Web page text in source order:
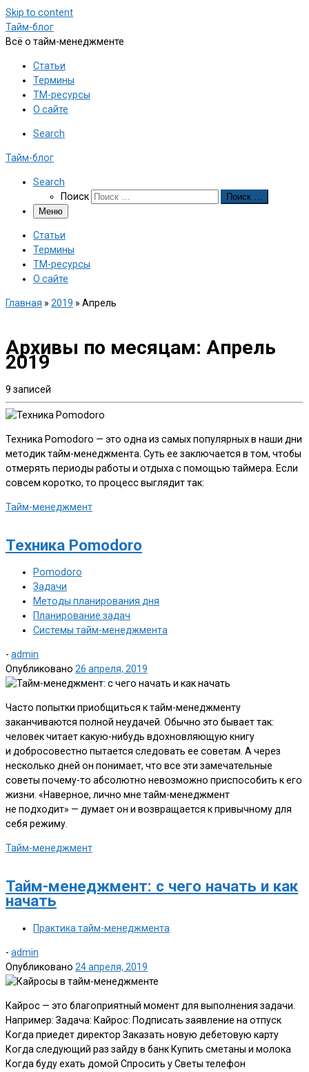
Skip to content
Тайм-блог
Всё о тайм-менеджменте
Статьи
Термины
ТМ-ресурсы
О сайте
Search
Тайм-блог
Search
Поиск
Поиск …
Меню
Статьи
Термины
ТМ-ресурсы
О сайте
Главная » 2019 » Апрель
Архивы по месяцам: Апрель
2019
9 записей
Техника Pomodoro — это одна из самых популярных в наши дни
методик тайм-менеджмента. Суть ее заключается в том, чтобы
отмерять периоды работы и отдыха с помощью таймера. Если
совсем коротко, то процесс выглядит так:
Тайм-менеджмент
Техника Pomodoro
Pomodoro
Задачи
Методы планирования дня
Планирование задач
Системы тайм-менеджмента
- admin
Опубликовано 26 апреля, 2019
Часто попытки приобщиться к тайм-менеджменту
заканчиваются полной неудачей. Обычно это бывает так:
человек читает какую-нибудь вдохновляющую книгу
и добросовестно пытается следовать ее советам. А через
несколько дней он понимает, что все эти замечательные
советы почему-то абсолютно невозможно приспособить к его
жизни. «Наверное, лично мне тайм-менеджмент
не подходит» — думает он и возвращается к привычному для
себя режиму.
Тайм-менеджмент
Тайм-менеджмент: с чего начать и как
начать
Практика тайм-менеджмента
- admin
Опубликовано 24 апреля, 2019
Кайрос — это благоприятный момент для выполнения задачи.
Например: Задача: Кайрос: Подписать заявление на отпуск
Когда приедет директор Заказать новую дебетовую карту
Когда следующий раз зайду в банк Купить сметаны и молока
Когда буду ехать домой Спросить у Светы телефон